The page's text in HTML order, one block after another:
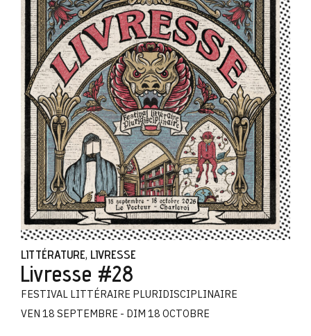
LITTÉRATURE, LIVRESSE
Livresse #28
FESTIVAL LITTÉRAIRE PLURIDISCIPLINAIRE
VEN 18 SEPTEMBRE - DIM 18 OCTOBRE